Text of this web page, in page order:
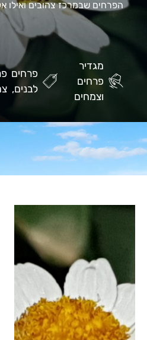
הפרחים שבמרכז צהובים ואילו
מגדיר
פרחים
וצמחים
פרחים
לבנים